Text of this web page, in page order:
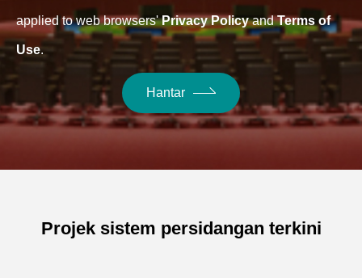
applied to web browsers'Privacy PolicyandTerms of
Use.
Hantar
Projek sistem persidangan terkini